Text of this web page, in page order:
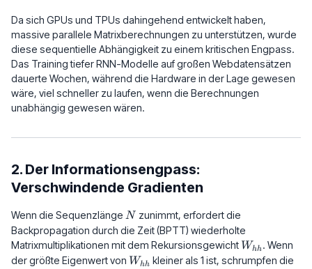
Da sich GPUs und TPUs dahingehend entwickelt haben,
massive parallele Matrixberechnungen zu unterstützen, wurde
diese sequentielle Abhängigkeit zu einem kritischen Engpass.
Das Training tiefer RNN-Modelle auf großen Webdatensätzen
dauerte Wochen, während die Hardware in der Lage gewesen
wäre, viel schneller zu laufen, wenn die Berechnungen
unabhängig gewesen wären.
2. Der Informationsengpass:
Verschwindende Gradienten
Wenn die Sequenzlänge N
N zunimmt, erfordert die
Backpropagation durch die Zeit (BPTT) wiederholte
Matrixmultiplikationen mit dem Rekursionsgewicht W_{hh}
Whh. Wenn
der größte Eigenwert von W_{hh}
Whh kleiner als 1 ist, schrumpfen die